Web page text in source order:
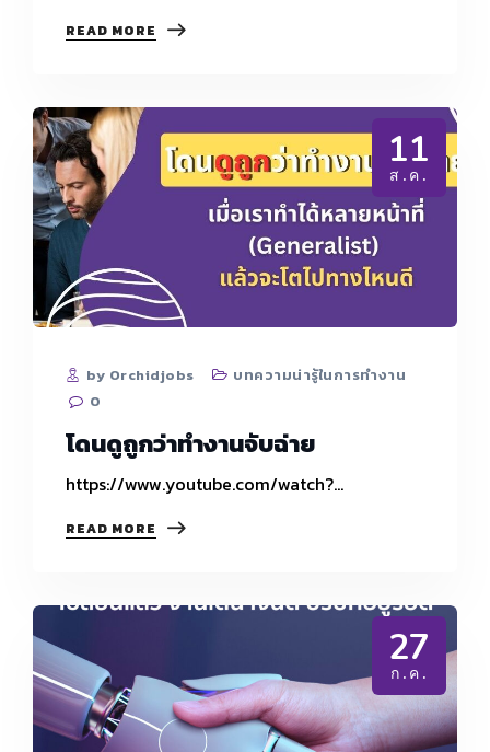
READ MORE เหตุผล
ลา
ออก
ทันที
อยู่
ไม่
เรื่อง
แบบ
นี้
11
ส.ค.
by Orchidjobs
บทความน่ารู้ในการทำงาน
0
โดนดูถูกว่าทำงานจับฉ่าย
https://www.youtube.com/watch?…
READ MORE โดน
จับฉ่าย
27
ก.ค.